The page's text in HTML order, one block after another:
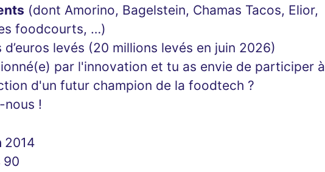
(dont Amorino, Bagelstein, Chamas Tacos, Elior,
foodcourts, …)
d’euros levés (20 millions levés en juin 2026)
par l'innovation et tu as envie de participer à
d'un futur champion de la foodtech ?
nous !
2014
90